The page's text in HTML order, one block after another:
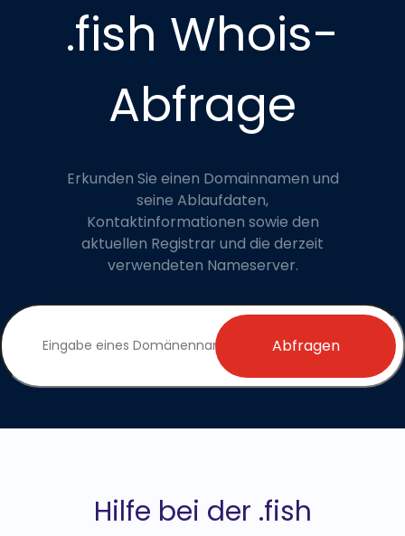
.fish Whois-
Abfrage
Erkunden Sie einen Domainnamen und
seine Ablaufdaten,
Kontaktinformationen sowie den
aktuellen Registrar und die derzeit
verwendeten Nameserver.
Abfragen
Hilfe bei der .fish